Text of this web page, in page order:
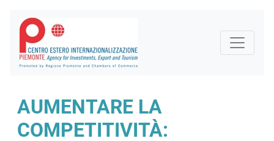
AUMENTARE LA
COMPETITIVITÀ: